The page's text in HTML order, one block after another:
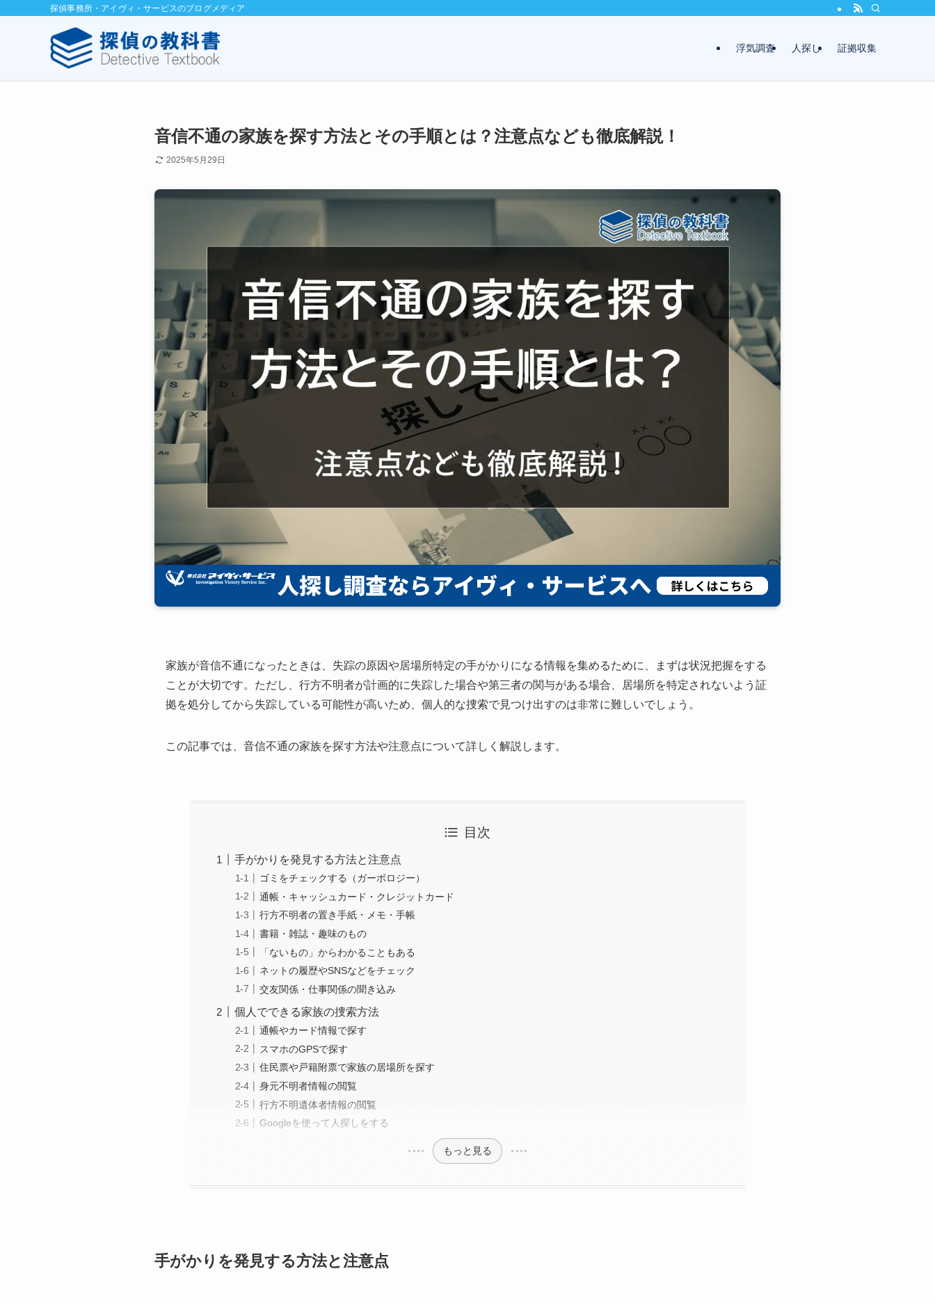
探偵事務所・アイヴィ・サービスのブログメディア
浮気調査 人探し 証拠収集
音信不通の家族を探す方法とその手順とは？注意点なども徹底解説！
2025年5月29日
家族が音信不通になったときは、失踪の原因や居場所特定の手がかりになる情報を集めるために、まずは状況把握をする
ことが大切です。ただし、行方不明者が計画的に失踪した場合や第三者の関与がある場合、居場所を特定されないよう証
拠を処分してから失踪している可能性が高いため、個人的な捜索で見つけ出すのは非常に難しいでしょう。
この記事では、音信不通の家族を探す方法や注意点について詳しく解説します。
目次
手がかりを発見する方法と注意点
ゴミをチェックする（ガーボロジー）
通帳・キャッシュカード・クレジットカード
行方不明者の置き手紙・メモ・手帳
書籍・雑誌・趣味のもの
「ないもの」からわかることもある
ネットの履歴やSNSなどをチェック
交友関係・仕事関係の聞き込み
個人でできる家族の捜索方法
通帳やカード情報で探す
スマホのGPSで探す
住民票や戸籍附票で家族の居場所を探す
身元不明者情報の閲覧
行方不明遺体者情報の閲覧
Googleを使って人探しをする
もっと見る
手がかりを発見する方法と注意点